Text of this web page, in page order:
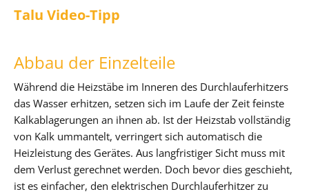
Talu Video-Tipp
Abbau der Einzelteile
Während die Heizstäbe im Inneren des Durchlauferhitzers
das Wasser erhitzen, setzen sich im Laufe der Zeit feinste
Kalkablagerungen an ihnen ab. Ist der Heizstab vollständig
von Kalk ummantelt, verringert sich automatisch die
Heizleistung des Gerätes. Aus langfristiger Sicht muss mit
dem Verlust gerechnet werden. Doch bevor dies geschieht,
ist es einfacher, den elektrischen Durchlauferhitzer zu